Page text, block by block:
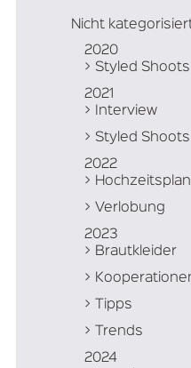
Nicht
2020
Styled Shoots
2021
Interview
Styled Shoots
2022
Verlobung
2023
Brautkleider
Tipps
Trends
2024